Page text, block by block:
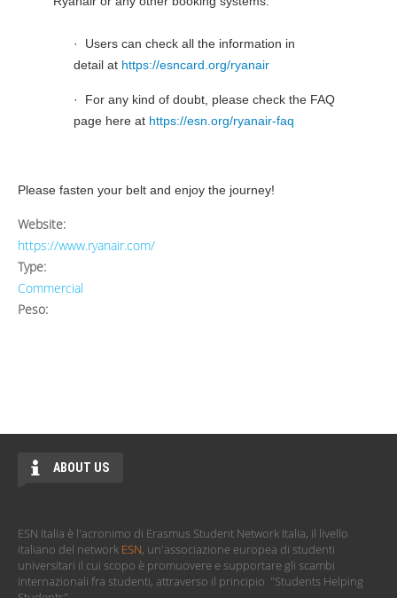
· Users can check all the information in
detail at https://esncard.org/ryanair
· For any kind of doubt, please check the FAQ
page here at https://esn.org/ryanair-faq
Please fasten your belt and enjoy the journey!
Website:
https://www.ryanair.com/
Type:
Commercial
Peso:
ABOUT US
ESN Italia è l'acronimo di Erasmus Student Network Italia, il livello
italiano del network ESN, un'associazione europea di studenti
universitari il cui scopo è promuovere e supportare gli scambi
internazionali fra studenti, attraverso il principio "Students Helping